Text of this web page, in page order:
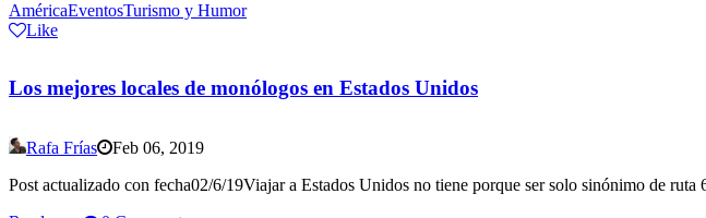
AméricaEventosTurismo y Humor
Like
Los mejores locales de monólogos en Estados Unidos
Rafa Frías
Feb 06, 2019
Post actualizado con fecha02/6/19Viajar a Estados Unidos no tiene porque ser solo sinónimo de